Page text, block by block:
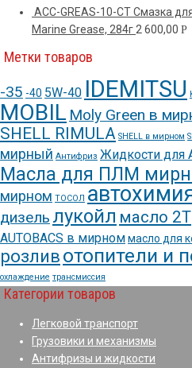
ACC-GREAS-10-CT Смазка
Marine Grease, 284г 2 600,00 Р
Метки товаров
-35 -40 5W-40 IDEMITSU
MOBIL Moly Green в
SHELL RIMULA SHELL в мирном
мирный Антифриз Жидкости для
Масла для ПЛМ
мирном ТОСОЛ
дизель лукойл масло 2Т
AUTOBACS в мирноммасло для
розливотопители и
охлаждение трансмиссия
Категории товаров
Легковой транспорт
Грузовики и механизмы
Антифризы и жидкости